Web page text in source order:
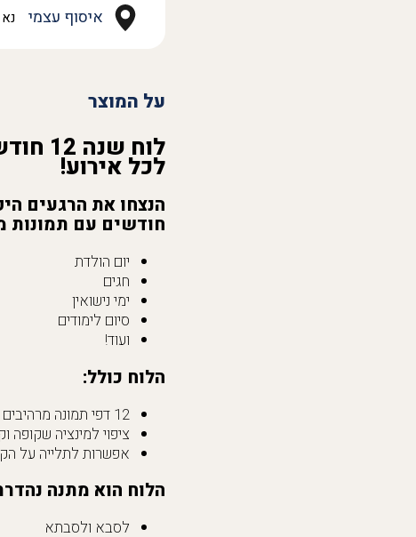
איסוף עצמי
נא
על המוצר
לוח שנה 12 חודשים גודל A5 עם תמונות מתחלפות:
לכל אירוע!
חודשים עם תמונות
יום הולדת
חגים
ימי נישואין
סיום לימודים
ועוד!
הלוח כולל:
12 דפי תמונה מרהיבים של התמונות שלכם
ציפוי למינציה שקופה
אפשרות לתלייה על
הלוח הוא מתנה
לסבא ולסבתא